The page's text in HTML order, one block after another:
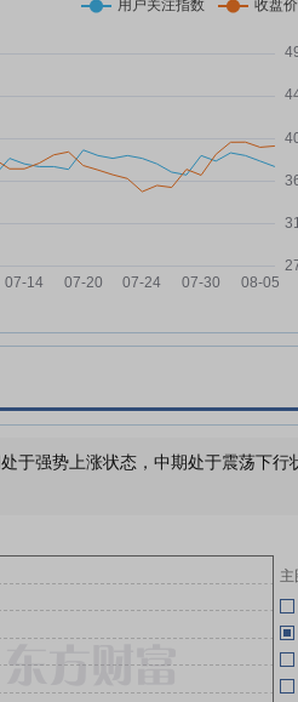
增加 多家A股
滑
偿还13.52万
速反弹
(
(
07-30
07-30
05-22
05-19
05-19
05-14
05-14
于强势上涨状态，中期处于震荡下
主